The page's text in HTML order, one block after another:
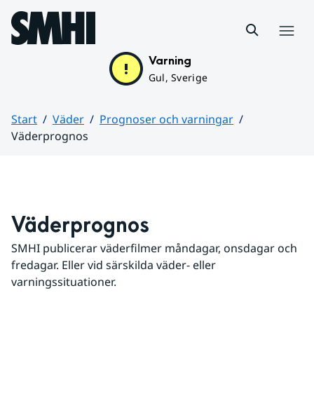
Hoppa till sidans innehåll
Varning
Gul, Sverige
Start Väder
Prognoser och varningar
Väderprognos
Väderprognos
SMHI publicerar väderfilmer måndagar, onsdagar och
fredagar. Eller vid särskilda väder- eller
varningssituationer.